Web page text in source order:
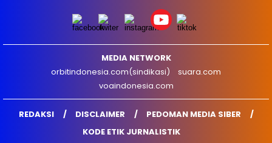
MEDIA NETWORK
orbitindonesia.com(sindikasi)
suara.com
voaindonesia.com
REDAKSI DISCLAIMER
PEDOMAN MEDIA SIBER
KODE ETIK JURNALISTIK